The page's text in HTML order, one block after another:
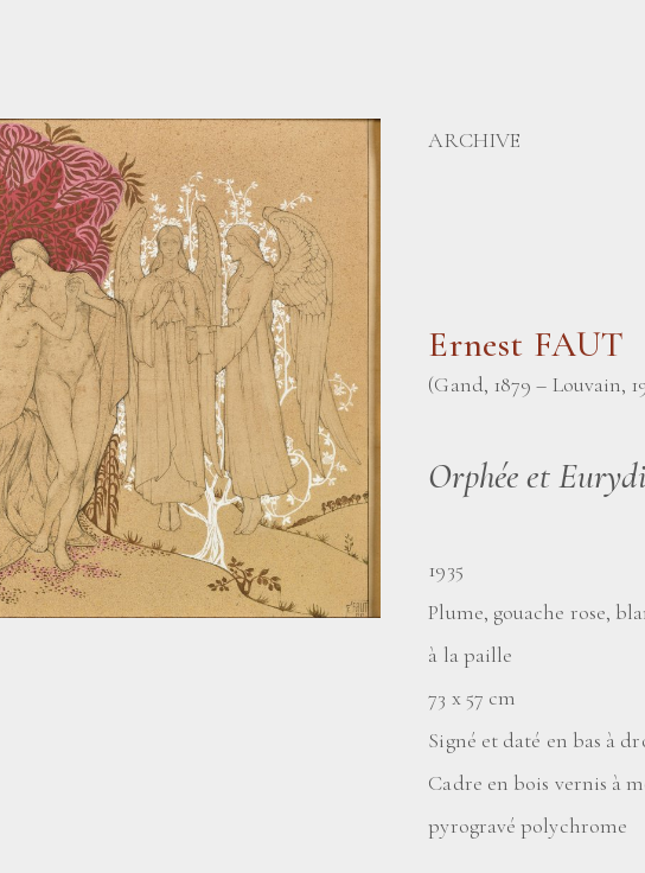
ARCHIVE
Ernest FAUT
(Gand, 1879 – Louvain,
Orphée et
1935
Plume, gouache rose,
à la paille
73 x 57 cm
Signé et daté en bas à
Cadre en bois vernis à
pyrogravé polychrome